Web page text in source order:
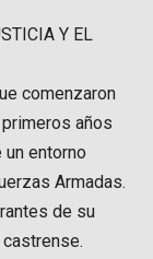
Y EL
comenzaron
años
entorno
Armadas.
de su